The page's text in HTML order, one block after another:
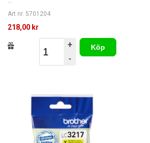
Art nr. 5701204
218,00 kr
+
-
Köp